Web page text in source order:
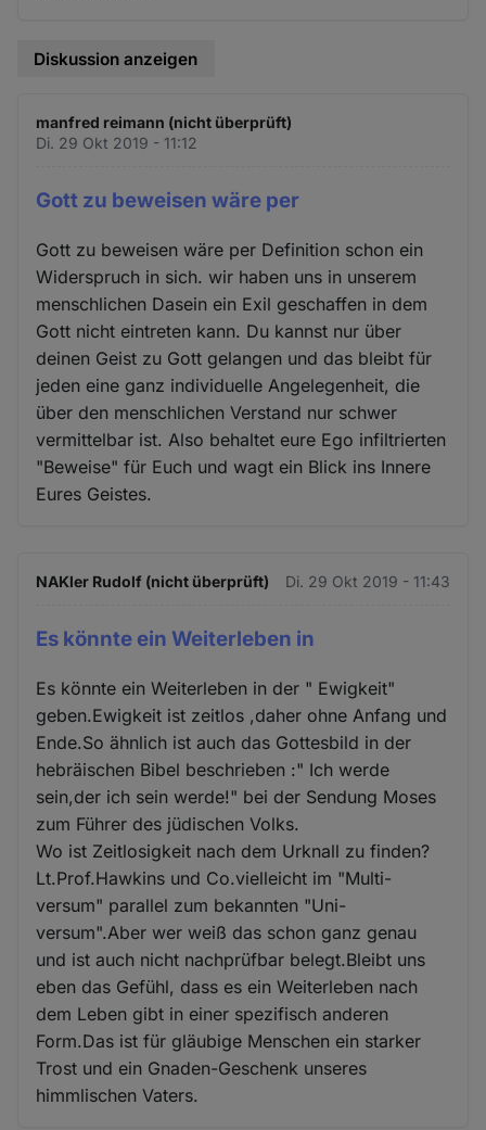
Diskussion anzeigen
manfred reimann (nicht überprüft)
Di. 29 Okt 2019 - 11:12
Gott zu beweisen wäre per
Gott zu beweisen wäre per Definition schon ein
Widerspruch in sich. wir haben uns in unserem
menschlichen Dasein ein Exil geschaffen in dem
Gott nicht eintreten kann. Du kannst nur über
deinen Geist zu Gott gelangen und das bleibt für
jeden eine ganz individuelle Angelegenheit, die
über den menschlichen Verstand nur schwer
vermittelbar ist. Also behaltet eure Ego infiltrierten
"Beweise" für Euch und wagt ein Blick ins Innere
Eures Geistes.
NAKler Rudolf (nicht überprüft) Di. 29 Okt 2019 - 11:43
Es könnte ein Weiterleben in
Es könnte ein Weiterleben in der " Ewigkeit"
geben.Ewigkeit ist zeitlos ,daher ohne Anfang und
Ende.So ähnlich ist auch das Gottesbild in der
hebräischen Bibel beschrieben :" Ich werde
sein,der ich sein werde!" bei der Sendung Moses
zum Führer des jüdischen Volks.
Wo ist Zeitlosigkeit nach dem Urknall zu finden?
Lt.Prof.Hawkins und Co.vielleicht im "Multi-
versum" parallel zum bekannten "Uni-
versum".Aber wer weiß das schon ganz genau
und ist auch nicht nachprüfbar belegt.Bleibt uns
eben das Gefühl, dass es ein Weiterleben nach
dem Leben gibt in einer spezifisch anderen
Form.Das ist für gläubige Menschen ein starker
Trost und ein Gnaden-Geschenk unseres
himmlischen Vaters.